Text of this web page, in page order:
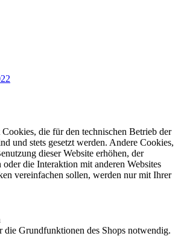
die für den technischen Betrieb der
und stets gesetzt werden. Andere Cookies,
dieser Website erhöhen, der
die Interaktion mit anderen Websites
vereinfachen sollen, werden nur mit Ihrer
die Grundfunktionen des Shops notwendig.